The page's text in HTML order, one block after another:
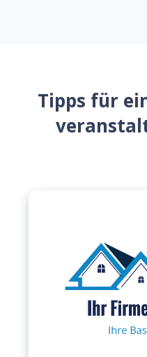
Tipps für